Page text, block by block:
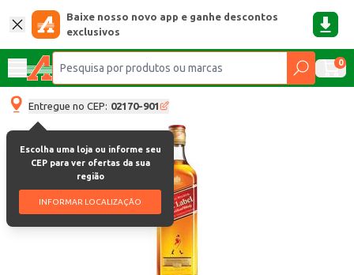
Baixe nosso novo app e ganhe descontos
exclusivos
0
Entregue no CEP: 02170-901
Escolha uma loja ou informe seu
CEP para ver ofertas da sua
região
INFORMAR LOCALIZAÇÃO